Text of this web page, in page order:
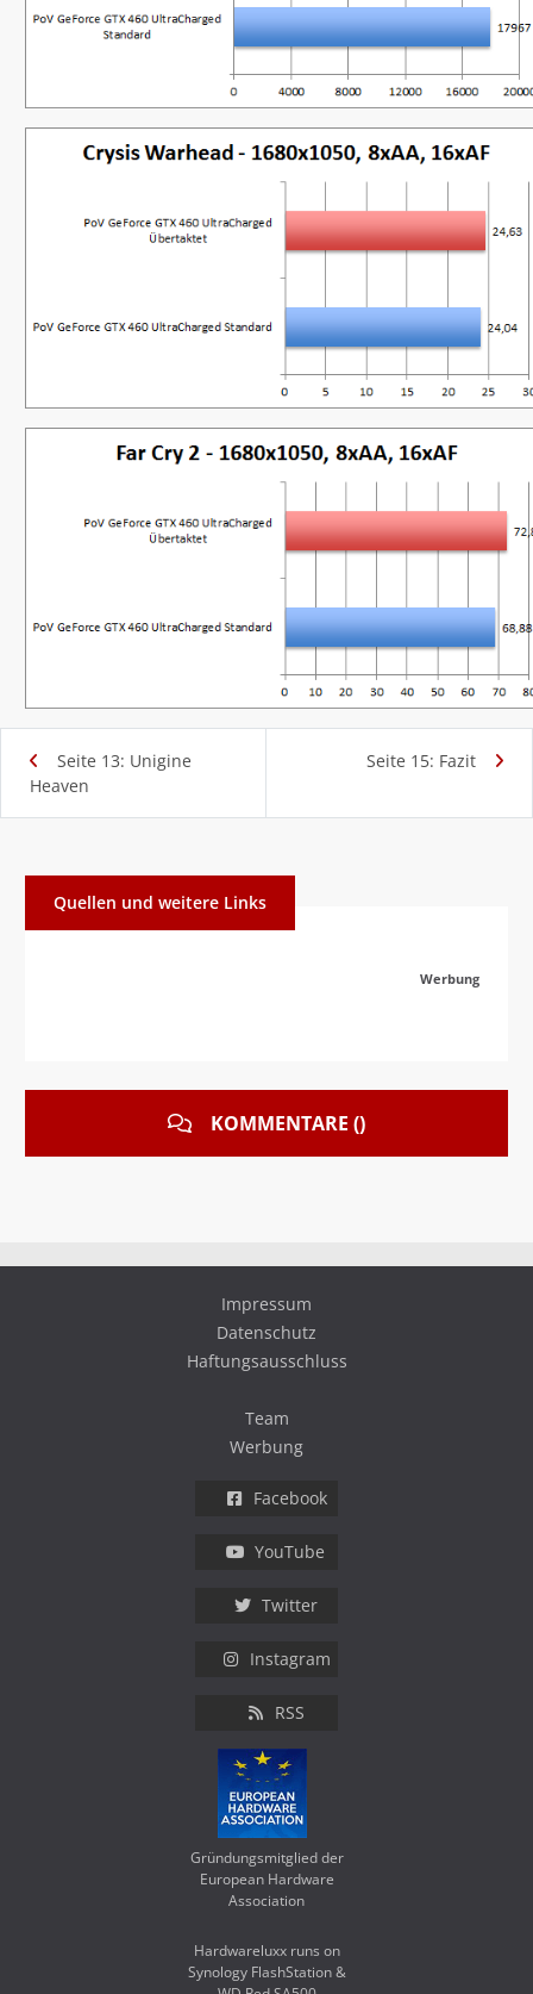
Seite 13: Unigine
Heaven
Seite 15: Fazit
Quellen und weitere Links
Werbung
KOMMENTARE ()
Impressum
Datenschutz
Haftungsausschluss
Team
Werbung
Facebook
YouTube
Twitter
Instagram
RSS
Gründungsmitglied der
European Hardware
Association
Hardwareluxx runs on
Synology FlashStation &